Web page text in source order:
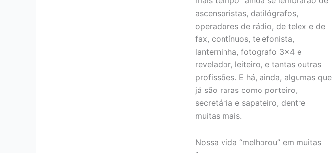
ascensoristas, datilógrafos,
operadores de rádio, de telex e de
fax, contínuos, telefonista,
lanterninha, fotografo 3×4 e
revelador, leiteiro, e tantas outras
profissões. E há, ainda, algumas que
já são raras como porteiro,
secretária e sapateiro, dentre
muitas mais.
Nossa vida “melhorou” em muitas